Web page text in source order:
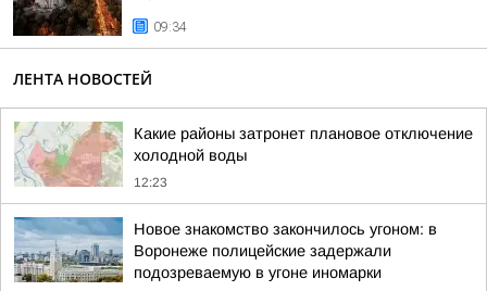
09:34
ЛЕНТА НОВОСТЕЙ
Какие районы затронет плановое отключение
холодной воды
12:23
Новое знакомство закончилось угоном: в
Воронеже полицейские задержали
подозреваемую в угоне иномарки